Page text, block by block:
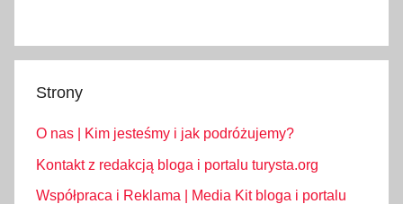
Strony
O nas | Kim jesteśmy i jak podróżujemy?
Kontakt z redakcją bloga i portalu turysta.org
Współpraca i Reklama | Media Kit bloga i portalu